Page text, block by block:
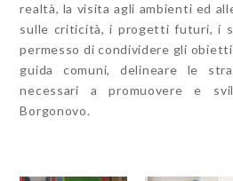
realtà, la visita agli ambienti ed
sulle criticità, i progetti futuri, i
permesso di condividere gli
guida comuni, delineare le
necessari a promuovere e
Borgonovo.